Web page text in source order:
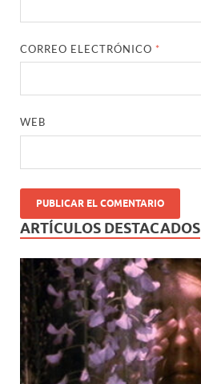
CORREO ELECTRÓNICO *
WEB
ARTÍCULOS DESTACADOS